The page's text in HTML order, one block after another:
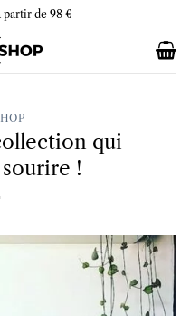
partir de 98 €
qui
!